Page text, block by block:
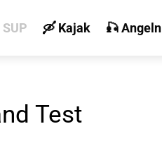
SUP 🛶 Kajak 🎣 Angeln
Test